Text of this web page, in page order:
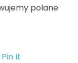
polane
Pin It